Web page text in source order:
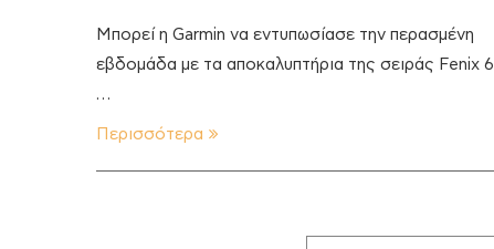
Μπορεί η Garmin να εντυπωσίασε την περασμένη
εβδομάδα με τα αποκαλυπτήρια της σειράς Fenix 6
…
Περισσότερα